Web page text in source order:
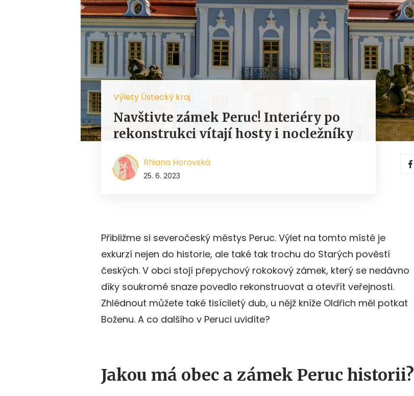
Výlety Ústecký kraj
Navštivte zámek Peruc! Interiéry po
rekonstrukci vítají hosty i nocležníky
Rhiana Horovská
25. 6. 2023
Přibližme si severočeský městys Peruc. Výlet na tomto místě je
exkurzí nejen do historie, ale také tak trochu do Starých pověstí
českých. V obci stojí přepychový rokokový zámek, který se nedávno
díky soukromé snaze povedlo rekonstruovat a otevřít veřejnosti.
Zhlédnout můžete také tisíciletý dub, u nějž kníže Oldřich měl potkat
Boženu. A co dalšího v Peruci uvidíte?
Jakou má obec a zámek Peruc historii?